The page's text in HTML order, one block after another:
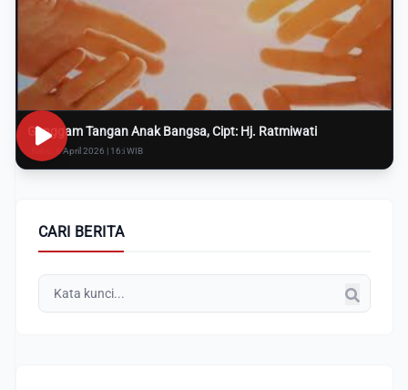
Genggam Tangan Anak Bangsa, Cipt: Hj. Ratmiwati
Rabu, 8 April 2026 | 16:i WIB
CARI BERITA